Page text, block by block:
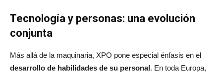
Tecnología y personas: una evolución
conjunta
Más allá de la maquinaria, XPO pone especial énfasis en el
desarrollo de habilidades de su personal. En toda Europa,